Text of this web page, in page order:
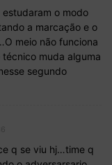
o modo
a marcação e o
meio não funciona
muda alguma
segundo
q se viu hj…time q